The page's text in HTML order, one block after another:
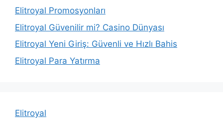
Elitroyal Promosyonları
Elitroyal Güvenilir mi? Casino Dünyası
Elitroyal Yeni Giriş: Güvenli ve Hızlı Bahis
Elitroyal Para Yatırma
Elitroyal